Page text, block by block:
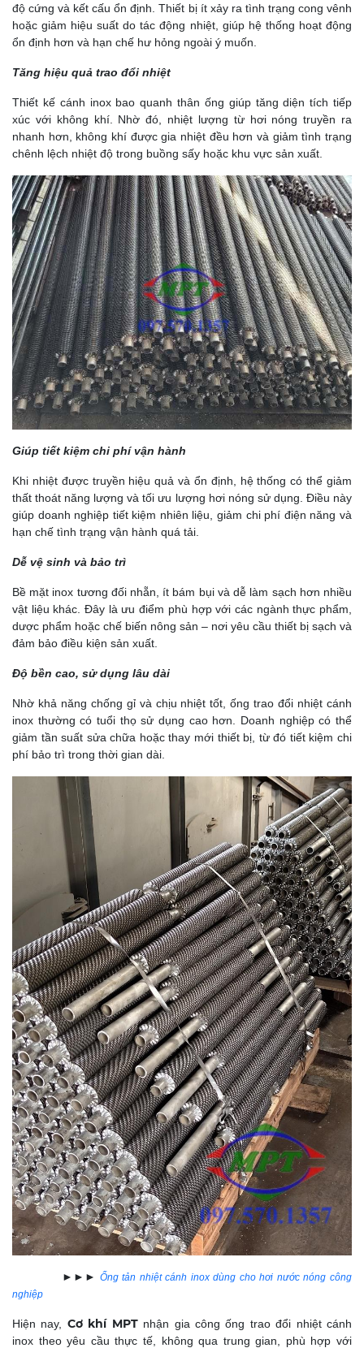
độ cứng và kết cấu ổn định. Thiết bị ít xảy ra tình trạng cong vênh
hoặc giảm hiệu suất do tác động nhiệt, giúp hệ thống hoạt động
ổn định hơn và hạn chế hư hỏng ngoài ý muốn.
Tăng hiệu quả trao đổi nhiệt
Thiết kế cánh inox bao quanh thân ống giúp tăng diện tích tiếp
xúc với không khí. Nhờ đó, nhiệt lượng từ hơi nóng truyền ra
nhanh hơn, không khí được gia nhiệt đều hơn và giảm tình trạng
chênh lệch nhiệt độ trong buồng sấy hoặc khu vực sản xuất.
Giúp tiết kiệm chi phí vận hành
Khi nhiệt được truyền hiệu quả và ổn định, hệ thống có thể giảm
thất thoát năng lượng và tối ưu lượng hơi nóng sử dụng. Điều này
giúp doanh nghiệp tiết kiệm nhiên liệu, giảm chi phí điện năng và
hạn chế tình trạng vận hành quá tải.
Dễ vệ sinh và bảo trì
Bề mặt inox tương đối nhẵn, ít bám bụi và dễ làm sạch hơn nhiều
vật liệu khác. Đây là ưu điểm phù hợp với các ngành thực phẩm,
dược phẩm hoặc chế biến nông sản – nơi yêu cầu thiết bị sạch và
đảm bảo điều kiện sản xuất.
Độ bền cao, sử dụng lâu dài
Nhờ khả năng chống gỉ và chịu nhiệt tốt, ống trao đổi nhiệt cánh
inox thường có tuổi thọ sử dụng cao hơn. Doanh nghiệp có thể
giảm tần suất sửa chữa hoặc thay mới thiết bị, từ đó tiết kiệm chi
phí bảo trì trong thời gian dài.
►►► Ống tản nhiệt cánh inox dùng cho hơi nước nóng công
nghiệp
Hiện nay, Cơ khí MPTnhận gia công ống trao đổi nhiệt cánh
inox theo yêu cầu thực tế, không qua trung gian, phù hợp với